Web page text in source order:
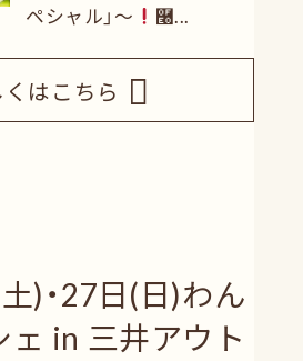
ペシャル」〜
࿠...
はこちら
)・27日(日)わん
ェ in 三井アウト